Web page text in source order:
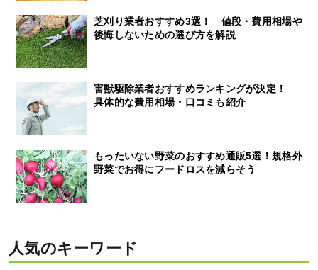
芝刈り業者おすすめ3選！ 値段・費用相場や
後悔しないための選び方を解説
害獣駆除業者おすすめランキングが決定！
具体的な費用相場・口コミも紹介
もったいない野菜のおすすめ通販5選！規格外
野菜でお得にフードロスを減らそう
人気のキーワード